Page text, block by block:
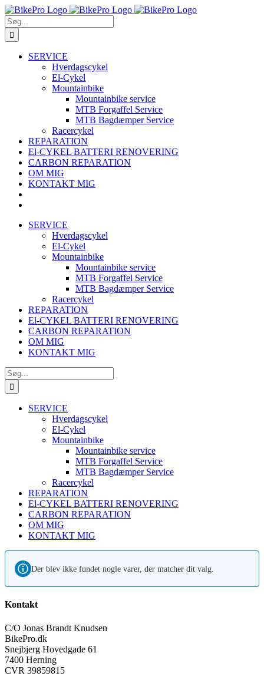
Skip
to
content
Søg
efter:
SERVICE
Hverdagscykel
El-Cykel
Mountainbike
Mountainbike service
MTB Forgaffel Service
MTB Bagdæmper Service
Racercykel
REPARATION
El-CYKEL BATTERI RENOVERING
CARBON REPARATION
OM MIG
KONTAKT MIG
SERVICE
Hverdagscykel
El-Cykel
Mountainbike
Mountainbike service
MTB Forgaffel Service
MTB Bagdæmper Service
Racercykel
REPARATION
El-CYKEL BATTERI RENOVERING
CARBON REPARATION
OM MIG
KONTAKT MIG
Søg
efter:
SERVICE
Hverdagscykel
El-Cykel
Mountainbike
Mountainbike service
MTB Forgaffel Service
MTB Bagdæmper Service
Racercykel
REPARATION
El-CYKEL BATTERI RENOVERING
CARBON REPARATION
OM MIG
KONTAKT MIG
Der blev ikke fundet nogle varer, der matcher dit valg.
Kontakt
C/O Jonas Brandt Knudsen
BikePro.dk
Snejbjerg Hovedgade 61
7400 Herning
CVR 39859815